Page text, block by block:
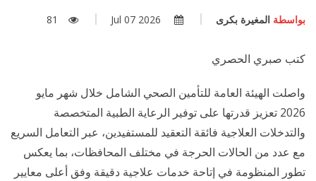
بواسطة المغيرة بكرى 81
كتب صبري الحصري
واصلت الهيئة العامة للتأمين الصحي الشامل خلال شهر مايو
2026 تعزيز قدرتها على توفير الرعاية الطبية المتخصصة
والتدخلات العلاجية فائقة التعقيد للمستفيدين، عبر التعامل السريع
مع عدد من الحالات الحرجة في مختلف المحافظات، بما يعكس
تطور المنظومة في إتاحة خدمات علاجية دقيقة وفق أعلى معايير